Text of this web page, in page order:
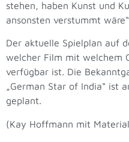
stehen, haben Kunst und
ansonsten verstummt
Der aktuelle Spielplan auf
welcher Film mit welchem
verfügbar ist. Die
„German Star of India“ ist
geplant.
(Kay Hoffmann mit